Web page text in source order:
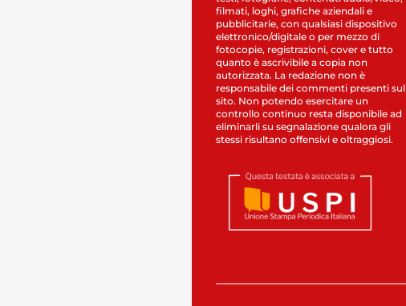
filmati, loghi, grafiche aziendali e
pubblicitarie, con qualsiasi dispositivo
elettronico/digitale o per mezzo di
fotocopie, registrazioni, cover e tutto
quanto è ascrivibile a copia non
autorizzata. La redazione non è
responsabile dei commenti presenti sul
sito. Non potendo esercitare un
controllo continuo resta disponibile ad
eliminarli su segnalazione qualora gli
stessi risultano offensivi e oltraggiosi.